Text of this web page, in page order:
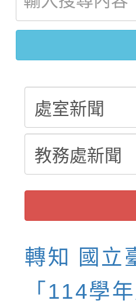
表
敬師藝文
【甄選結
學年度
【甄選
結果(第3
轉知 國立
「114學